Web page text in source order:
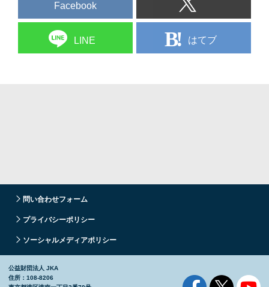
Facebook
LINE はてブ
問い合わせフォーム
プライバシーポリシー
ソーシャルメディアポリシー
公益財団法人 JKA
住所：108-8206